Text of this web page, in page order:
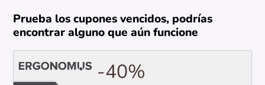
Prueba los cupones vencidos, podrías
encontrar alguno que aún funcione
-40%